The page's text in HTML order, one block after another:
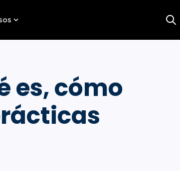
for Herramientas
es, cómo